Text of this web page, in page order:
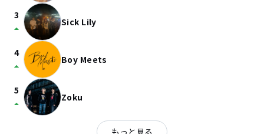
3
arrow_drop_up Sick Lily
4
arrow_drop_up Boy Meets
5
arrow_drop_up Zoku
もっと見る